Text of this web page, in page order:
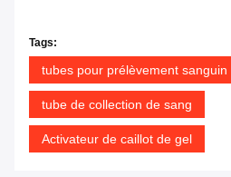
Tags:
tubes pour prélèvement sanguin
tube de collection de sang
Activateur de caillot de gel